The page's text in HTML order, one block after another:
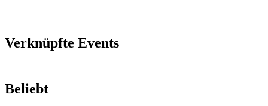
Verknüpfte Events
Beliebt